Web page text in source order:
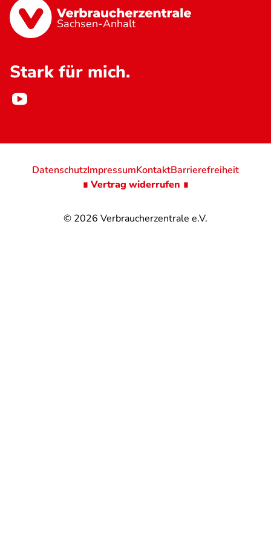
Sachsen-Anhalt
Stark für mich.
© 2026 Verbraucherzentrale e.V.
DatenschutzImpressumKontaktBarrierefreiheit
∎ Vertrag widerrufen ∎